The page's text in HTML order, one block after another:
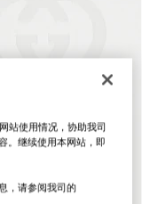
站使用情况，协助我司
。继续使用本网站，即
，请参阅我司的